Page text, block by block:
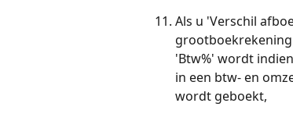
Als u 'Verschil
'Btw%' wordt
in een btw- en
wordt geboekt,